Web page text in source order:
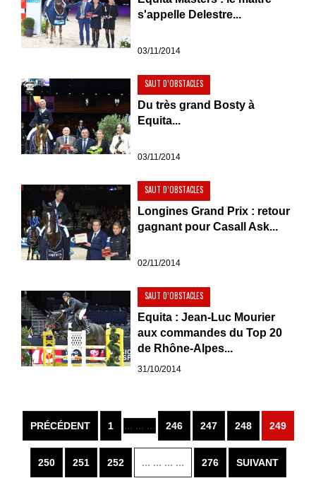
s'appelle Delestre...
03/11/2014
SAUT D’OBSTACLES
Du très grand Bosty à
Equita...
03/11/2014
SAUT D’OBSTACLES
Longines Grand Prix : retour
gagnant pour Casall Ask...
02/11/2014
SAUT D’OBSTACLES
Equita : Jean-Luc Mourier
aux commandes du Top 20
de Rhône-Alpes...
31/10/2014
PRÉCÉDENT 1 ... ... ... 246 247 248 249
250 251 252 ... ... ... ... 276 SUIVANT